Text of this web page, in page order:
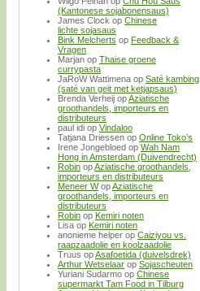
(Kantonese sojabonensaus)
James Clock op Chinese
lichte sojasaus
Bink Melcherts op Feedback &
Vragen
Marjan op Thaise groene
currypasta
JaRoW Wattimena op Saté kambing
(saté van geit met ketjapsaus)
Brenda Verheij opAziatische
groothandels, importeurs en
distributeurs
paul idi op Vindaloo
Tatjana Driessen op Online Toko’s
Irene Jongebloed op Wah Nam
Hong in Amsterdam (Duivendrecht)
Robin opAziatische groothandels,
importeurs en distributeurs
Meneer WopAziatische
groothandels, importeurs en
distributeurs
Robin op Kemiri noten
Lisa op Kemiri noten
anonieme helper op Caiziyou vs.
raapzaadolie en koolzaadolie
Truus opAsafoetida (duivelsdrek)
Arthur Wetselaar op Sojascheuten
Yuriani Sudarmo op Chinese
supermarkt Tam Food in Tilburg